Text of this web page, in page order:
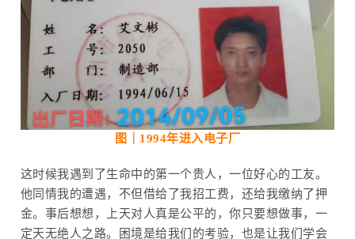
图｜1994年进入电子厂
这时候我遇到了生命中的第一个贵人，一位好心的工友。
他同情我的遭遇，不但借给了我招工费，还给我缴纳了押
金。事后想想，上天对人真是公平的，你只要想做事，一
定天无绝人之路。困境是给我们的考验，也是让我们学会